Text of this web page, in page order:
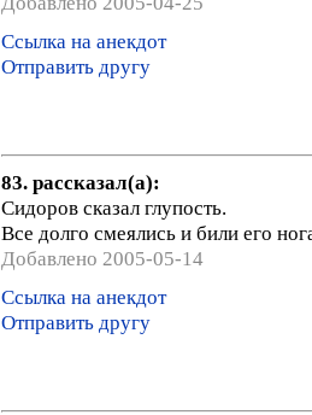
Ссылка на анекдот
Отправить другу
83. рассказал(а):
Сидоров сказал глупость.
Все долго смеялись и били его
Добавлено 2005-05-14
Ссылка на анекдот
Отправить другу